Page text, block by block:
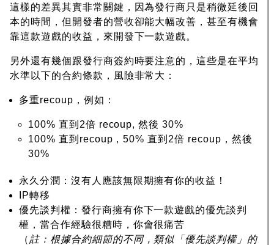
這樣的差異其實非常關鍵，因為發行商只是稍微延後回
本的時間，但開發者的營收卻能大幅改善，甚至有機會
靠這款遊戲的收益，來開發下一款遊戲。
另外還有幾個跟發行商簽約時要注意的，這些是在平均
水準以下的合約條款，風險非常大：
多重recoup，例如：
100% 直到2倍 recoup, 然後 30%
100% 直到recoup，50% 直到2倍 recoup，然後
30%
永久分潤：沒有人應該無限期擁有你的收益！
IP轉移
優先談判權：發行商擁有你下一款遊戲的優先談判
權，當合作經驗很糟時，你會很痛苦
（註：根據合約細節的不同，類似「優先談判權」的